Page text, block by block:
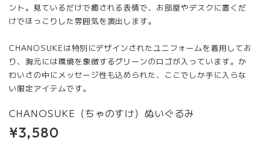
ント。見ているだけで癒される表情で、お部屋やデスクに置くだ
けでほっこりした雰囲気を演出します。
CHANOSUKEは特別にデザインされたユニフォームを着用してお
り、胸元には環境を象徴するグリーンのロゴが入っています。か
わいさの中にメッセージ性も込められた、ここでしか手に入らな
い限定アイテムです。
CHANOSUKE（ちゃのすけ）ぬいぐるみ
¥3,580